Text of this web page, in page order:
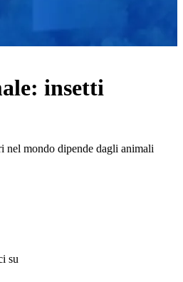
insetti
nel mondo dipende dagli animali
su